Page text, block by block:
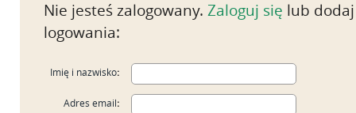
Nie jesteś zalogowany. Zaloguj się lub
logowania:
Imię i nazwisko:
Adres email: